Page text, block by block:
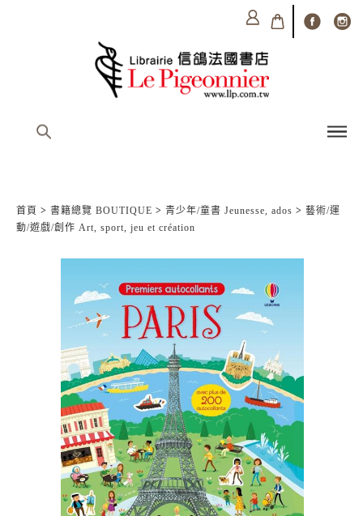
首頁 > 書籍總覽 BOUTIQUE > 青少年/童書 Jeunesse, ados > 藝術/運
動/遊戲/創作 Art, sport, jeu et création